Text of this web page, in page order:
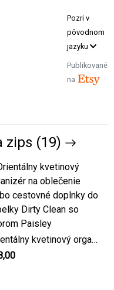
Pozri v
pôvodnom
jazyku
Publikované
na
zips (19)
Orientálny kvetinový organizér na oblečenie alebo cestovné doplnky do kabelky Dirty Clean so vzorom Paisley